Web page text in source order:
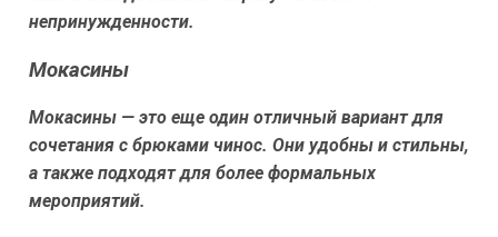
непринужденности.
Мокасины
Мокасины — это еще один отличный вариант для
сочетания с брюками чинос. Они удобны и стильны,
а также подходят для более формальных
мероприятий.